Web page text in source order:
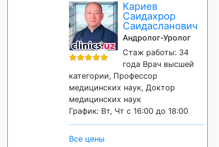
Кариев
Саидахрор
Саидасланович
Андролог-Уролог
Стаж работы: 34
года Врач высшей
категории, Профессор
медицинских наук, Доктор
медицинских наук
График: Вт, Чт с 16:00 до 18:00
Все цены